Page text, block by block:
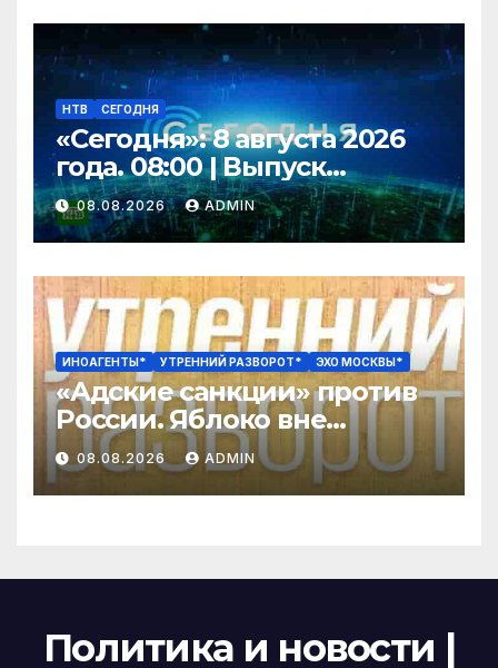
НТВ СЕГОДНЯ
«Сегодня»: 8 августа 2026
года. 08:00 | Выпуск
новостей | Новости НТВ
08.08.2026 ADMIN
ИНОАГЕНТЫ* УТРЕННИЙ РАЗВОРОТ* ЭХО МОСКВЫ*
«Адские санкции» против
России. Яблоко вне
выборов? Оценка успеха
СВО упала до минимума /
Вьюгин
08.08.2026 ADMIN
Политика и новости |